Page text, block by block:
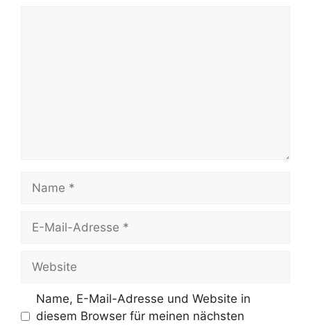
Mail-
Name, E-Mail-Adresse und Website in
diesem Browser für meinen nächsten